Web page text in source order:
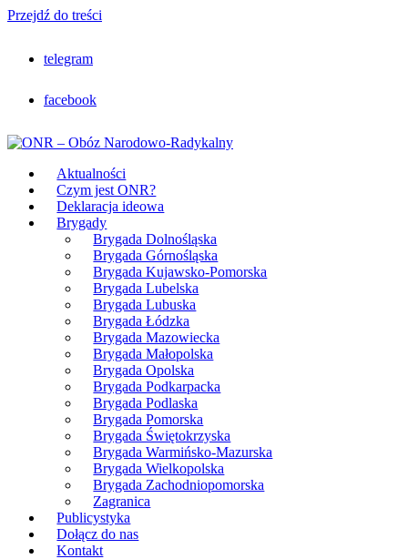
Przejdź do treści
telegram
facebook
Aktualności
Czym jest ONR?
Deklaracja ideowa
Brygady
Brygada Dolnośląska
Brygada Górnośląska
Brygada Kujawsko-Pomorska
Brygada Lubelska
Brygada Lubuska
Brygada Łódzka
Brygada Mazowiecka
Brygada Małopolska
Brygada Opolska
Brygada Podkarpacka
Brygada Podlaska
Brygada Pomorska
Brygada Świętokrzyska
Brygada Warmińsko-Mazurska
Brygada Wielkopolska
Brygada Zachodniopomorska
Zagranica
Publicystyka
Dołącz do nas
Kontakt